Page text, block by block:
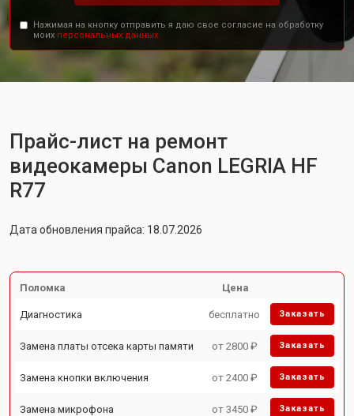
Нажимая на кнопку отправить я даю свое согласие на обработку
моих персональных данных.
Прайс-лист на ремонт
видеокамеры Canon LEGRIA HF
R77
Дата обновления прайса: 18.07.2026
Поломка Цена
Диагностика бесплатно Заказать
Замена платы отсека карты памяти от 2800 ₽ Заказать
Замена кнопки включения от 2400 ₽ Заказать
Замена микрофона от 3450 ₽ Заказать